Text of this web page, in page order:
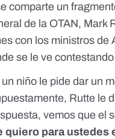
comparte un
de la OTAN, Mark
con los ministros de
se le ve
niño le pide dar un
Rutte le
vemos que el
quiero para ustedes